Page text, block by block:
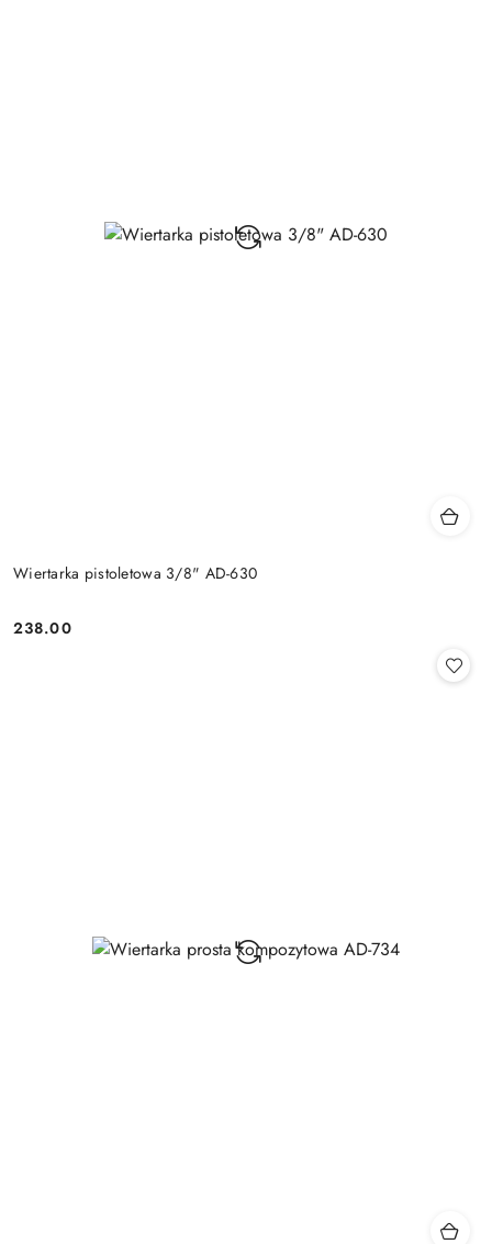
Wiertarka pistoletowa 3/8" AD-630
Cena:
238.00